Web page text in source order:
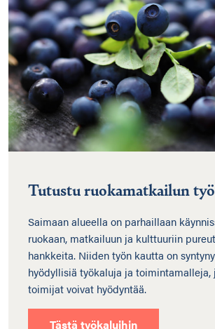
Tutustu ruokamatkailun
Saimaan alueella on parhaillaan
ruokaan, matkailuun ja kulttuuriin
hankkeita. Niiden työn kautta on
hyödyllisiä työkaluja ja
toimijat voivat hyödyntää.
Tästä työkaluihin